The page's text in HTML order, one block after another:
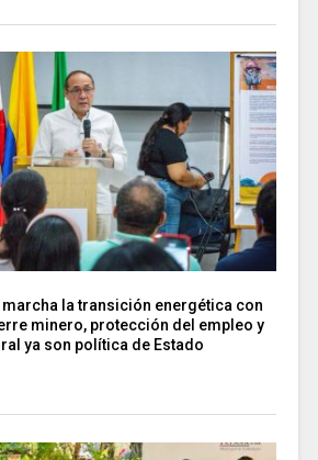
la transición energética con
minero, protección del empleo y
ya son política de Estado